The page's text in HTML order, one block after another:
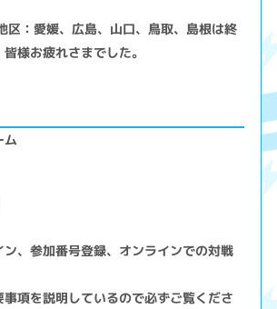
：愛媛、広島、山口、鳥取、島根は終
様お疲れさまでした。
ム
、参加番号登録、オンラインでの対戦
項を説明しているので必ずご覧くださ